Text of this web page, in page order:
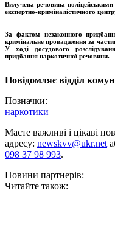
Вилучена речовина
експертно-криміналістичного
За фактом незаконного
кримінальне провадження за
У ході досудового
придбання наркотичної речовини.
Повідомляє відділ
Позначки:
наркотики
Маєте важливі і цікаві
адресу: newskvv@ukr.net
098 37 98 993.
Новини партнерів:
Читайте також: